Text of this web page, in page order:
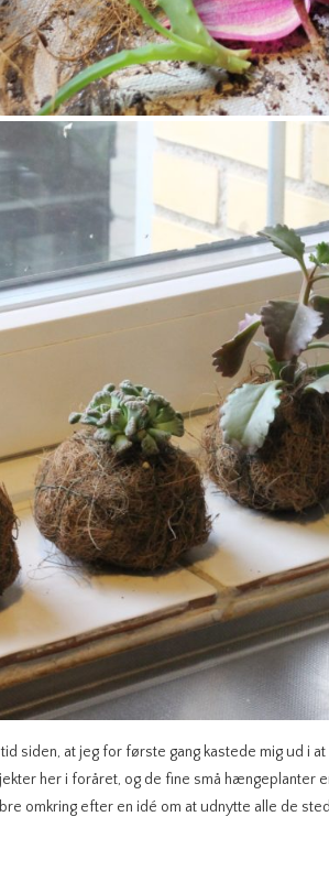
siden, at jeg for første gang kastede mig ud i
her i foråret, og de fine små hængeplanter
omkring efter en idé om at udnytte alle de